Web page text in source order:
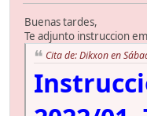
Buenas tardes,
Te adjunto instruccion
Cita de: Dikxon en